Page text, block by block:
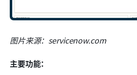
图片来源：servicenow.com
主要功能：